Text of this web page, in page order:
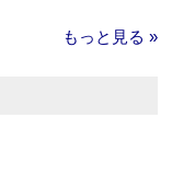
もっと見る »